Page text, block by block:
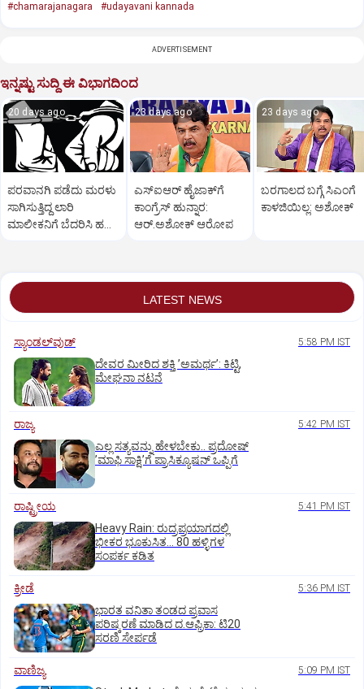
#chamarajanagara
#udayavani kannada
ADVERTISEMENT
ಇನ್ನಷ್ಟು ಸುದ್ದಿ ಈ ವಿಭಾಗದಿಂದ
20 days ago
ಪರವಾನಗಿ ಪಡೆದು ಮರಳು
ಸಾಗಿಸುತ್ತಿದ್ದ ಲಾರಿ
ಮಾಲೀಕನಿಗೆ ಬೆದರಿಸಿ ಹಣ
23 days ago
ಎಸ್‌ಐಆರ್‌ ಹೈಜಾಕ್‌ಗೆ
ಕಾಂಗ್ರೆಸ್‌ ಹುನ್ನಾರ:
ಆರ್‌.ಅಶೋಕ್‌ ಆರೋಪ
23 days ago
ಬರಗಾಲದ ಬಗ್ಗೆ ಸಿಎಂಗೆ
ಕಾಳಜಿಯಿಲ್ಲ: ಅಶೋಕ್
LATEST NEWS
ಸ್ಯಾಂಡಲ್‌ವುಡ್‌ 5:58 PM IST
ದೇವರ ಮೀರಿದ ಶಕ್ತಿ ʼಅಮರ್ಥʼ: ಕಿಟ್ಟಿ,
ಮೇಘನಾ ನಟನೆ
ರಾಜ್ಯ 5:42 PM IST
ಎಲ್ಲ ಸತ್ಯವನ್ನು ಹೇಳಬೇಕು.. ಪ್ರದೋಷ್‌
ʼಮಾಫಿ ಸಾಕ್ಷಿʼಗೆ ಪ್ರಾಸಿಕ್ಯೂಷನ್ ಒಪ್ಪಿಗೆ
ರಾಷ್ಟ್ರೀಯ 5:41 PM IST
Heavy Rain: ರುದ್ರಪ್ರಯಾಗದಲ್ಲಿ
ಭೀಕರ ಭೂಕುಸಿತ... 80 ಹಳ್ಳಿಗಳ
ಸಂಪರ್ಕ ಕಡಿತ
ಕ್ರೀಡೆ 5:36 PM IST
ಭಾರತ ವನಿತಾ ತಂಡದ ಪ್ರವಾಸ
ಪರಿಷ್ಕರಣೆ ಮಾಡಿದ ದ.ಆಫ್ರಿಕಾ: ಟಿ20
ಸರಣಿ ಸೇರ್ಪಡೆ
ವಾಣಿಜ್ಯ 5:09 PM IST